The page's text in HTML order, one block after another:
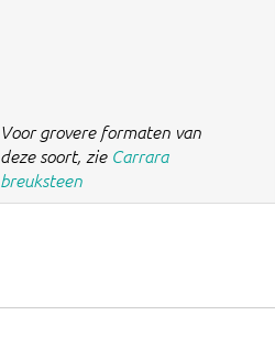
Voor grovere formaten van
deze soort, zie Carrara
breuksteen